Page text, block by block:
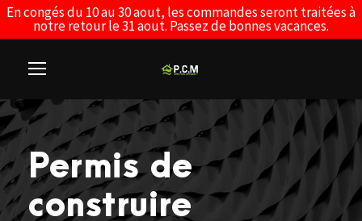
En congés du 10 au 30 aout, les commandes seront traitées à
notre retour le 31 aout. Passez de bonnes vacances.
Permis de
construire